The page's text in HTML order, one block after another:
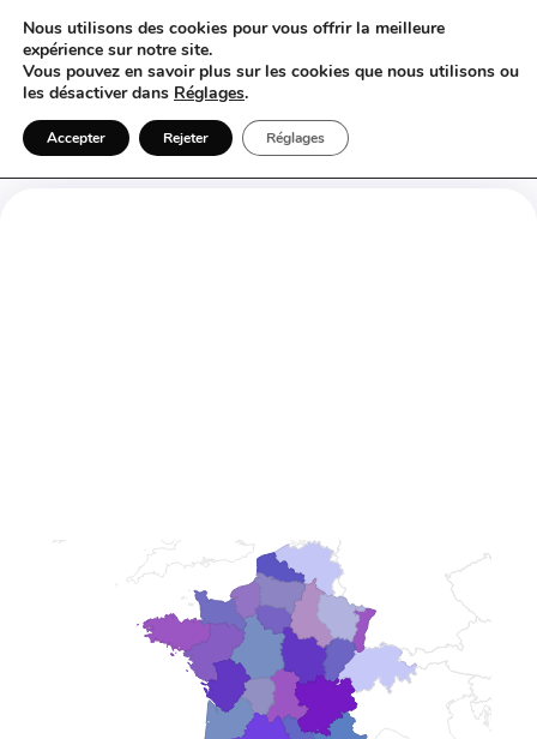
Trouver un chauffeur mariage
Nous utilisons des cookies pour vous offrir la meilleure
expérience sur notre site.
Vous pouvez en savoir plus sur les cookies que nous utilisons ou
les désactiver dans Réglages.
Accepter Rejeter Réglages